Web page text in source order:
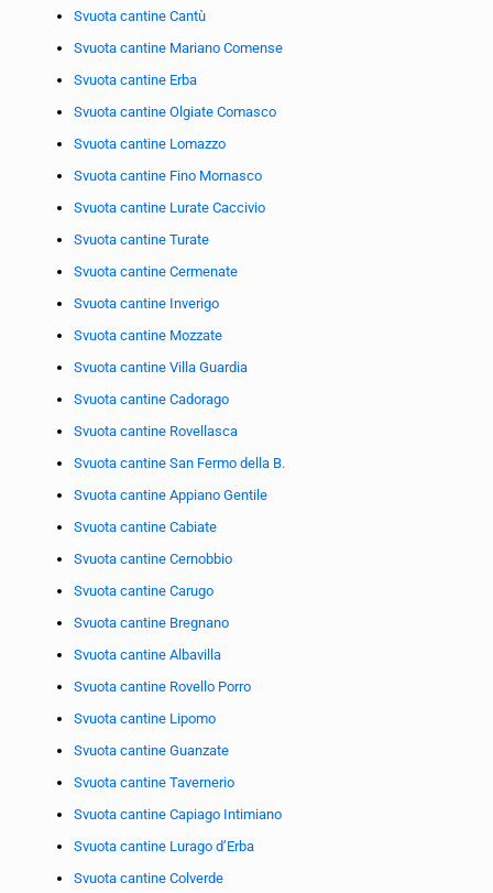
Svuota cantine Cantù
Svuota cantine Mariano Comense
Svuota cantine Erba
Svuota cantine Olgiate Comasco
Svuota cantine Lomazzo
Svuota cantine Fino Mornasco
Svuota cantine Lurate Caccivio
Svuota cantine Turate
Svuota cantine Cermenate
Svuota cantine Inverigo
Svuota cantine Mozzate
Svuota cantine Villa Guardia
Svuota cantine Cadorago
Svuota cantine Rovellasca
Svuota cantine San Fermo della B.
Svuota cantine Appiano Gentile
Svuota cantine Cabiate
Svuota cantine Cernobbio
Svuota cantine Carugo
Svuota cantine Bregnano
Svuota cantine Albavilla
Svuota cantine Rovello Porro
Svuota cantine Lipomo
Svuota cantine Guanzate
Svuota cantine Tavernerio
Svuota cantine Capiago Intimiano
Svuota cantine Lurago d’Erba
Svuota cantine Colverde